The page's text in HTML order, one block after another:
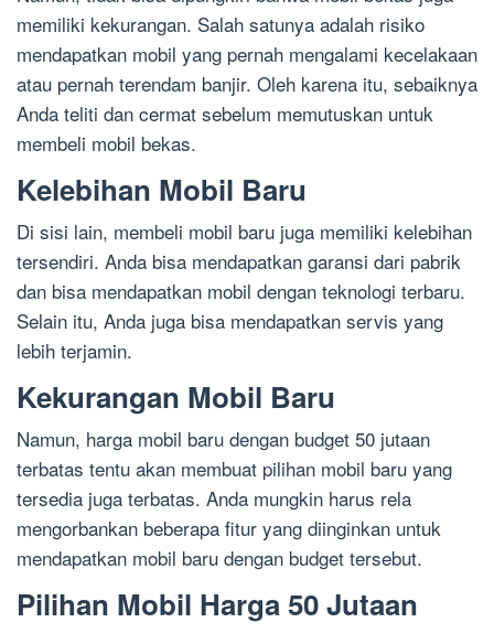
memiliki kekurangan. Salah satunya adalah risiko
mendapatkan mobil yang pernah mengalami kecelakaan
atau pernah terendam banjir. Oleh karena itu, sebaiknya
Anda teliti dan cermat sebelum memutuskan untuk
membeli mobil bekas.
Kelebihan Mobil Baru
Di sisi lain, membeli mobil baru juga memiliki kelebihan
tersendiri. Anda bisa mendapatkan garansi dari pabrik
dan bisa mendapatkan mobil dengan teknologi terbaru.
Selain itu, Anda juga bisa mendapatkan servis yang
lebih terjamin.
Kekurangan Mobil Baru
Namun, harga mobil baru dengan budget 50 jutaan
terbatas tentu akan membuat pilihan mobil baru yang
tersedia juga terbatas. Anda mungkin harus rela
mengorbankan beberapa fitur yang diinginkan untuk
mendapatkan mobil baru dengan budget tersebut.
Pilihan Mobil Harga 50 Jutaan